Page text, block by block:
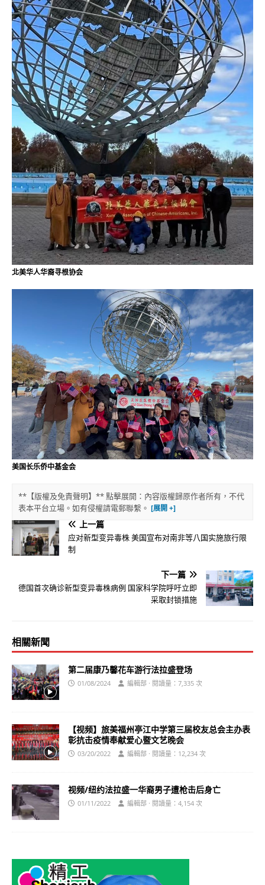
北美华人华裔寻根协会
美国长乐侨中基金会
**【版權及免責聲明】** 點擊展開：內容版權歸原作者所有，不代
表本平台立場。如有侵權請電郵聯繫。
上一篇
应对新型变异毒株 美国宣布对南非等八国实施旅行限
制
下一篇
德国首次确诊新型变异毒株病例 国家科学院呼吁立即
采取封锁措施
相關新聞
第二届康乃馨花车游行法拉盛登场
01/08/2024 編輯部 · 閱讀量：7,335 次
【视频】旅美福州亭江中学第三届校友总会主办表
彰抗击疫情奉献爱心暨文艺晚会
03/20/2022 編輯部 · 閱讀量：12,234 次
视频/纽约法拉盛一华裔男子遭枪击后身亡
01/11/2022 編輯部 · 閱讀量：4,154 次